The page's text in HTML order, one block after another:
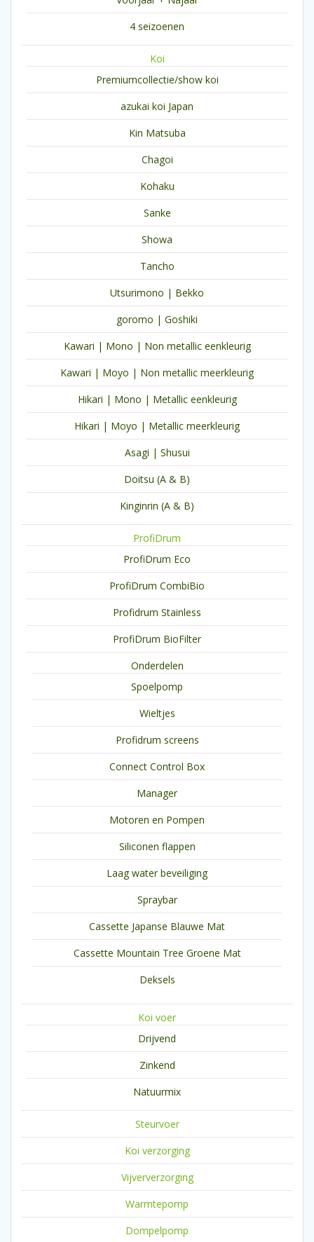
4 seizoenen
Koi
Premiumcollectie/show koi
azukai koi Japan
Kin Matsuba
Chagoi
Kohaku
Sanke
Showa
Tancho
Utsurimono | Bekko
goromo | Goshiki
Kawari | Mono | Non metallic eenkleurig
Kawari | Moyo | Non metallic meerkleurig
Hikari | Mono | Metallic eenkleurig
Hikari | Moyo | Metallic meerkleurig
Asagi | Shusui
Doitsu (A & B)
Kinginrin (A & B)
ProfiDrum
ProfiDrum Eco
ProfiDrum CombiBio
Profidrum Stainless
ProfiDrum BioFilter
Onderdelen
Spoelpomp
Wieltjes
Profidrum screens
Connect Control Box
Manager
Motoren en Pompen
Siliconen flappen
Laag water beveiliging
Spraybar
Cassette Japanse Blauwe Mat
Cassette Mountain Tree Groene Mat
Deksels
Koi voer
Drijvend
Zinkend
Natuurmix
Steurvoer
Koi verzorging
Vijververzorging
Warmtepomp
Dompelpomp